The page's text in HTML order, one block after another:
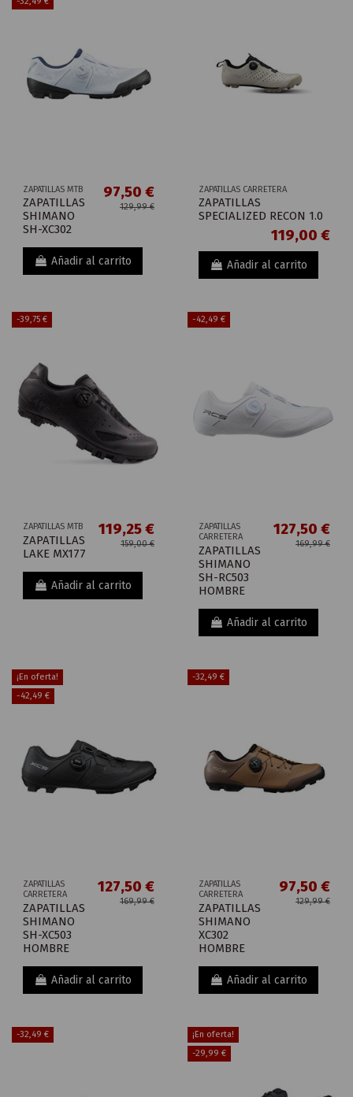
ZAPATILLAS MTB
ZAPATILLAS
SHIMANO
SH-XC302
97,50 €
129,99 €
Añadir al carrito
ZAPATILLAS CARRETERA
ZAPATILLAS
SPECIALIZED RECON 1.0
119,00 €
Añadir al carrito
-39,75 €
ZAPATILLAS MTB
ZAPATILLAS
LAKE MX177
119,25 €
159,00 €
Añadir al carrito
-42,49 €
ZAPATILLAS
CARRETERA
ZAPATILLAS
SHIMANO
SH-RC503
HOMBRE
127,50 €
169,99 €
Añadir al carrito
¡En oferta!
-42,49 €
ZAPATILLAS
CARRETERA
ZAPATILLAS
SHIMANO
SH-XC503
HOMBRE
127,50 €
169,99 €
Añadir al carrito
-32,49 €
ZAPATILLAS
CARRETERA
ZAPATILLAS
SHIMANO
XC302
HOMBRE
97,50 €
129,99 €
Añadir al carrito
-32,49 €
¡En oferta!
-29,99 €